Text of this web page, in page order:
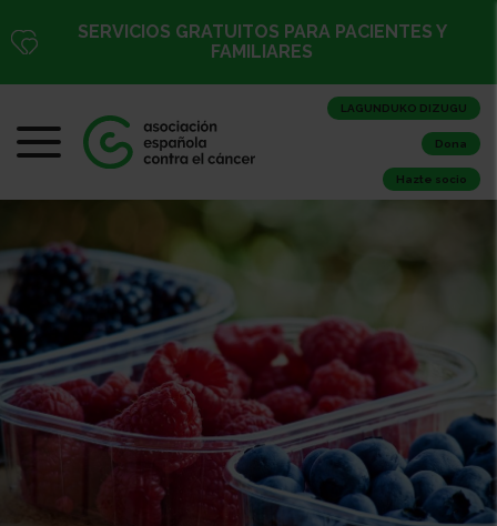
SERVICIOS GRATUITOS PARA PACIENTES Y
FAMILIARES
LAGUNDUKO DIZUGU
Dona
Hazte socio